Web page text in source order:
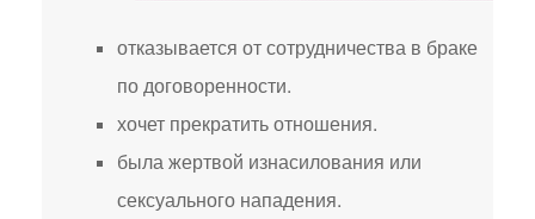
отказывается от сотрудничества в браке
по договоренности.
хочет прекратить отношения.
была жертвой изнасилования или
сексуального нападения.